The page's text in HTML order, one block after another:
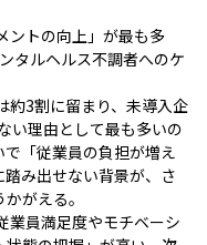
ントの向上」が最も多
タルヘルス不調者へのケ
約3割に留まり、未導入企
い理由として最も多いの
「従業員の負担が増え
み出せない背景が、さ
がえる。
業員満足度やモチベーシ